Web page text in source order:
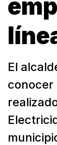
El
conocer